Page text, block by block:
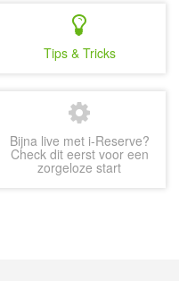
Tips & Tricks
Bijna live met i-Reserve?
Check dit eerst voor een
zorgeloze start